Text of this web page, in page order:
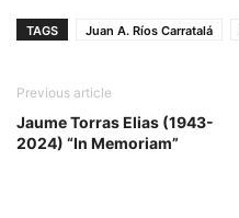
TAGS Juan A. Ríos Carratalá
Previous article
Jaume Torras Elias (1943-
2024) “In Memoriam”